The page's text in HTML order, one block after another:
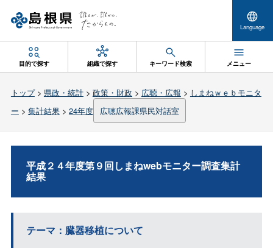
Language
目的で探す 組織で探す キーワード検索 メニュー
トップ> 県政・統計> 政策・財政 > 広聴・広報 > しまねｗｅｂモニタ
ー > 集計結果> 24年度 広聴広報課県民対話室
平成２４年度第９回しまねwebモニター調査集計
結果
テーマ：臓器移植について